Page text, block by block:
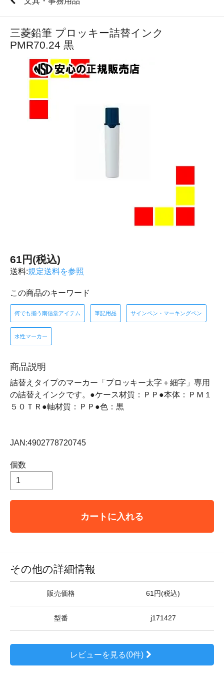
三菱鉛筆 プロッキー詰替インク
PMR70.24 黒
61円(税込)
送料:規定送料を参照
この商品のキーワード
何でも揃う南信堂アイテム 筆記用品 サインペン・マーキングペン
水性マーカー
商品説明
詰替えタイプのマーカー「プロッキー太字＋細字」専用
の詰替えインクです。●ケース材質：ＰＰ●本体：ＰＭ１
５０ＴＲ●軸材質：ＰＰ●色：黒
JAN:4902778720745
個数
カートに入れる
その他の詳細情報
販売価格 61円(税込)
型番 j171427
レビューを見る(0件)